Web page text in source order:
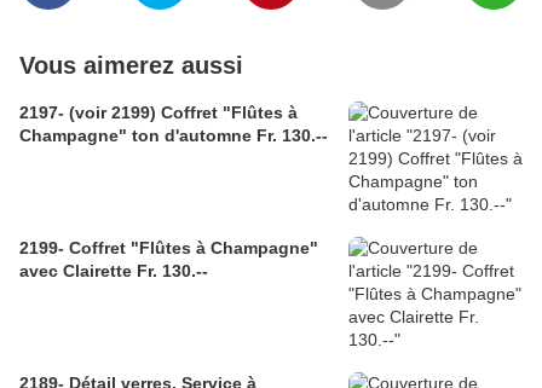
Vous aimerez aussi
2197- (voir 2199) Coffret "Flûtes à
Champagne" ton d'automne Fr. 130.--
2199- Coffret "Flûtes à Champagne"
avec Clairette Fr. 130.--
2189- Détail verres, Service à